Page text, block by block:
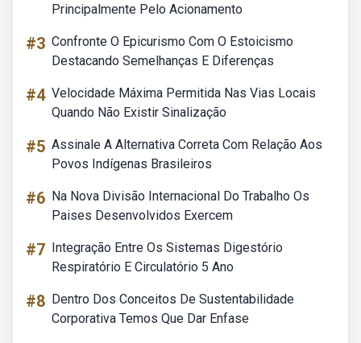
Principalmente Pelo Acionamento
#3 Confronte O Epicurismo Com O Estoicismo
Destacando Semelhanças E Diferenças
#4 Velocidade Máxima Permitida Nas Vias Locais
Quando Não Existir Sinalização
#5 Assinale A Alternativa Correta Com Relação Aos
Povos Indígenas Brasileiros
#6 Na Nova Divisão Internacional Do Trabalho Os
Paises Desenvolvidos Exercem
#7 Integração Entre Os Sistemas Digestório
Respiratório E Circulatório 5 Ano
#8 Dentro Dos Conceitos De Sustentabilidade
Corporativa Temos Que Dar Enfase